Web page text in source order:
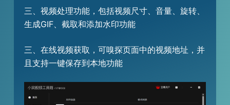
三、视频处理功能，包括视频尺寸、音量、旋转、
生成GIF、截取和添加水印功能
三、在线视频获取，可嗅探页面中的视频地址，并
且支持一键保存到本地功能